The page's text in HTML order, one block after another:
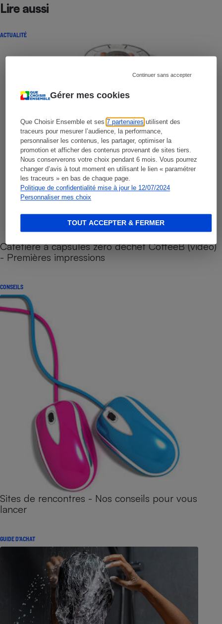
Gérer mes cookies
Que Choisir Ensemble et ses7 partenaires utilisent des
traceurs pour mesurer l’audience, la performance,
personnaliser les contenus, les partager, optimiser la
promotion et afficher des contenus provenant de sites tiers.
Nous conserverons votre choix pendant 6 mois. Vous pourrez
changer d’avis à tout moment en utilisant le lien « paramétrer
les traceurs » en bas de chaque page.
Politique de confidentialité mise à jour le 12/07/2024
Personnaliser mes choix
Continuer sans accepter
TOUT ACCEPTER & FERMER
Lire aussi
ACTUALITÉ
Cafetière à capsules zéro déchet CoffeeB (vidéo)
- Premières impressions
CONSEILS
Sites de rencontres - Nos conseils pour vous
lancer
GUIDE D'ACHAT